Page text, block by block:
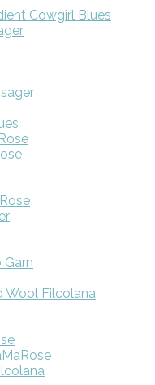
Cowgirl Blues
Garn
Wool Filcolana